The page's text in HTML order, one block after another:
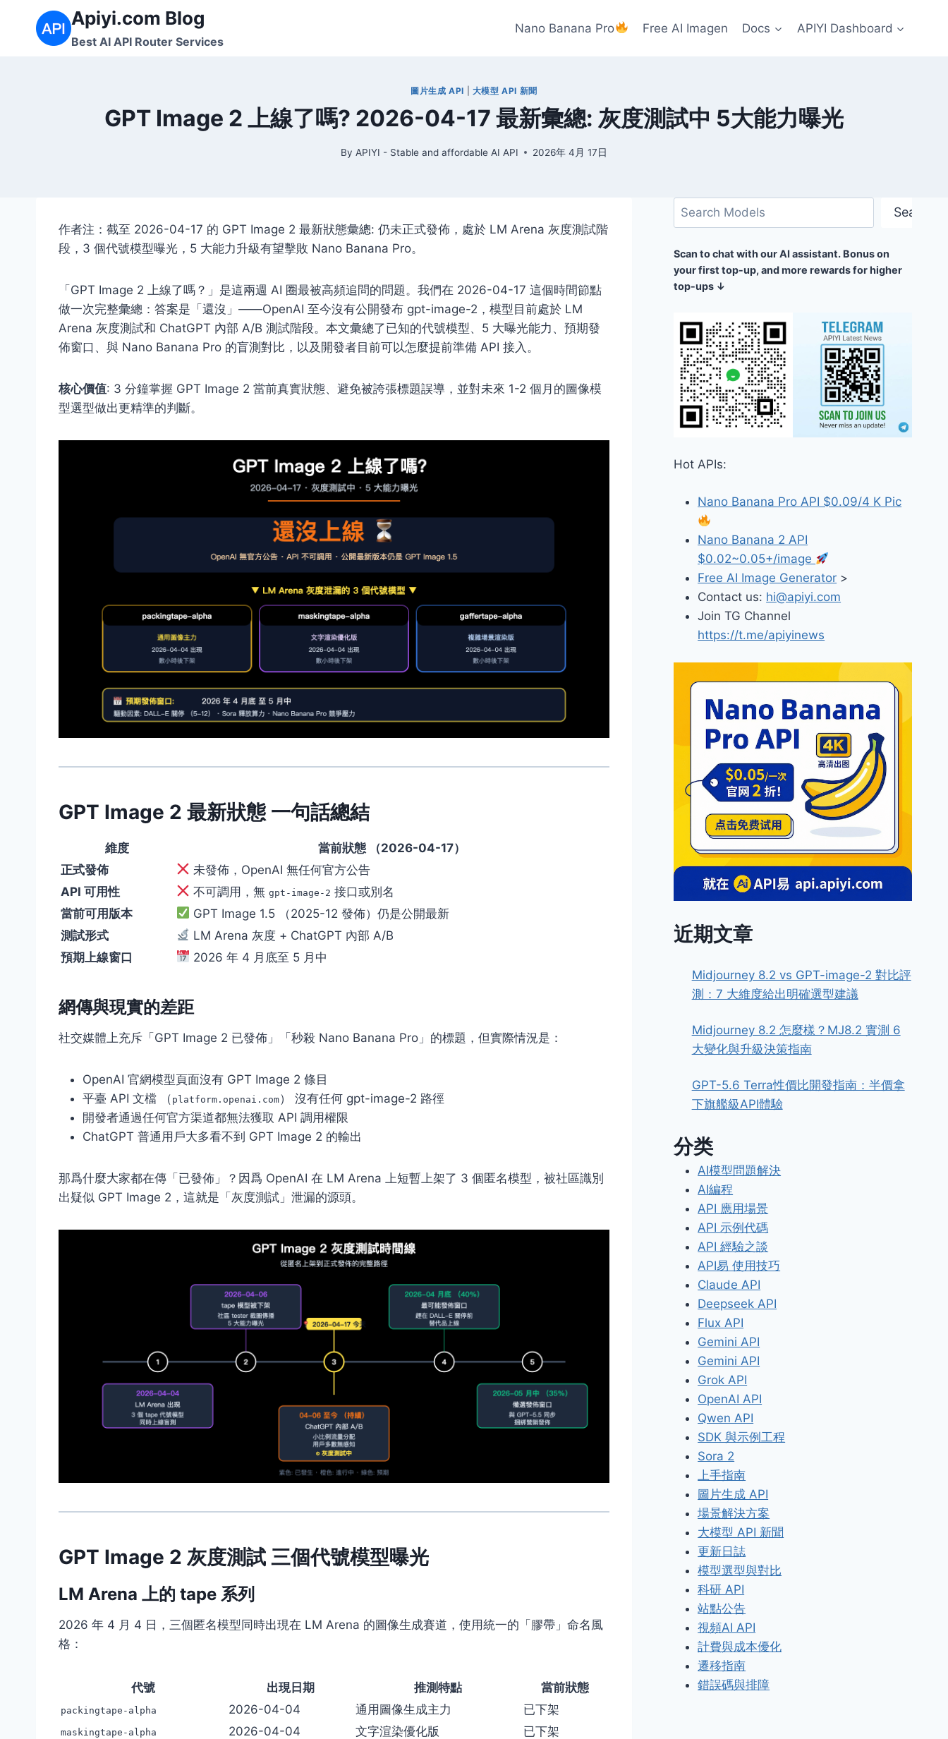
Apiyi.com Blog
Best AI API Router Services
Nano Banana Pro Free AI Imagen Docs APIYI Dashboard
圖片生成 API 大模型 API 新聞
GPT Image 2 上線了嗎? 2026-04-17 最新彙總: 灰度測試中 5大能力曝光
By APIYI - Stable and affordable AI API 2026年 4月 17日
作者注：截至 2026-04-17 的 GPT Image 2 最新狀態彙總: 仍未正式發佈，處於 LM Arena 灰度測試階
段，3 個代號模型曝光，5 大能力升級有望擊敗 Nano Banana Pro。
「GPT Image 2 上線了嗎？」是這兩週 AI 圈最被高頻追問的問題。我們在 2026-04-17 這個時間節點
做一次完整彙總： 答案是「還沒」——OpenAI 至今沒有公開發布 gpt-image-2，模型目前處於 LM
Arena 灰度測試和 ChatGPT 內部 A/B 測試階段。本文彙總了已知的代號模型、5 大曝光能力、預期發
佈窗口、與 Nano Banana Pro 的盲測對比，以及開發者目前可以怎麼提前準備 API 接入。
核心價值: 3 分鐘掌握 GPT Image 2 當前真實狀態、避免被誇張標題誤導，並對未來 1-2 個月的圖像模
型選型做出更精準的判斷。
GPT Image 2 最新狀態 一句話總結
維度
當前狀態 （2026-04-17）
正式發佈
未發佈，OpenAI 無任何官方公告
API 可用性
不可調用，無gpt-image-2 接口或別名
當前可用版本
GPT Image 1.5 （2025-12 發佈）仍是公開最新
測試形式
LM Arena 灰度 + ChatGPT 內部 A/B
預期上線窗口
2026 年 4 月底至 5 月中
網傳與現實的差距
社交媒體上充斥「GPT Image 2 已發佈」「秒殺 Nano Banana Pro」的標題，但實際情況是：
OpenAI 官網模型頁面沒有 GPT Image 2 條目
平臺 API 文檔 （ platform.openai.com） 沒有任何 gpt-image-2 路徑
開發者通過任何官方渠道都無法獲取 API 調用權限
ChatGPT 普通用戶大多看不到 GPT Image 2 的輸出
那爲什麼大家都在傳「已發佈」？因爲 OpenAI 在 LM Arena 上短暫上架了 3 個匿名模型，被社區識別
出疑似 GPT Image 2，這就是「灰度測試」泄漏的源頭。
GPT Image 2 灰度測試 三個代號模型曝光
LM Arena 上的 tape 系列
2026 年 4 月 4 日，三個匿名模型同時出現在 LM Arena 的圖像生成賽道，使用統一的「膠帶」命名風
格：
代號 出現日期 推測特點 當前狀態
packingtape-alpha 2026-04-04 通用圖像生成主力 已下架
maskingtape-alpha 2026-04-04 文字渲染優化版 已下架
搜
尋
Search
Scan to chat with our AI assistant. Bonus on
your first top-up, and more rewards for higher
top-ups ↓
Hot APIs:
Nano Banana Pro API $0.09/4 K Pic
Nano Banana 2 API
$0.02~0.05+/image
Free AI Image Generator >
Contact us: hi@apiyi.com
Join TG Channel
https://t.me/apiyinews
近期文章
Midjourney 8.2 vs GPT-image-2 對比評
測：7 大維度給出明確選型建議
Midjourney 8.2 怎麼樣？MJ8.2 實測 6
大變化與升級決策指南
GPT-5.6 Terra性價比開發指南：半價拿
下旗艦級API體驗
分类
AI模型問題解決
AI編程
API 應用場景
API 示例代碼
API 經驗之談
API易 使用技巧
Claude API
Deepseek API
Flux API
Gemini API
Gemini API
Grok API
OpenAI API
Qwen API
SDK 與示例工程
Sora 2
上手指南
圖片生成 API
場景解決方案
大模型 API 新聞
更新日誌
模型選型與對比
科研 API
站點公告
視頻AI API
計費與成本優化
遷移指南
錯誤碼與排障